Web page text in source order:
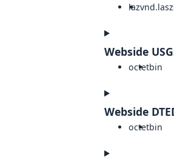
laz
Webside
octetbin
Webside
octetbin